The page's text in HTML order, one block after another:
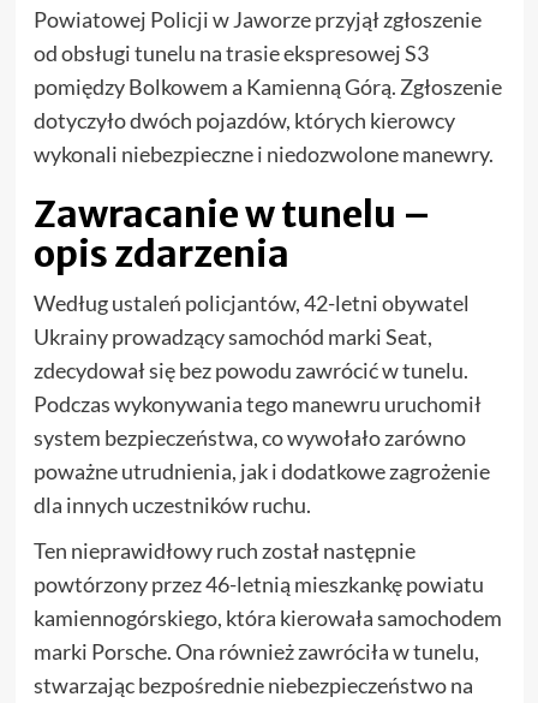
Powiatowej Policji w Jaworze przyjął zgłoszenie
od obsługi tunelu na trasie ekspresowej S3
pomiędzy Bolkowem a Kamienną Górą. Zgłoszenie
dotyczyło dwóch pojazdów, których kierowcy
wykonali niebezpieczne i niedozwolone manewry.
Zawracanie w tunelu –
opis zdarzenia
Według ustaleń policjantów, 42-letni obywatel
Ukrainy prowadzący samochód marki Seat,
zdecydował się bez powodu zawrócić w tunelu.
Podczas wykonywania tego manewru uruchomił
system bezpieczeństwa, co wywołało zarówno
poważne utrudnienia, jak i dodatkowe zagrożenie
dla innych uczestników ruchu.
Ten nieprawidłowy ruch został następnie
powtórzony przez 46-letnią mieszkankę powiatu
kamiennogórskiego, która kierowała samochodem
marki Porsche. Ona również zawróciła w tunelu,
stwarzając bezpośrednie niebezpieczeństwo na